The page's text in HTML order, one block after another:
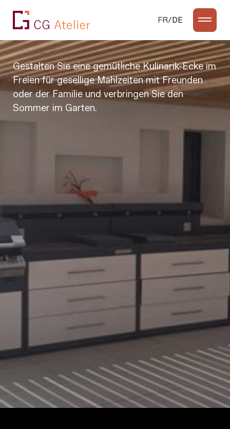
Zum Inhalt springen
FR DE
Pergolen Carports Markisen
Rollläden und Raffstores Haustüren
Garagentore Fenster
Gestalten Sie eine gemütliche Kulinarik-Ecke im
Freien für gesellige Mahlzeiten mit Freunden
oder der Familie und verbringen Sie den
Sommer im Garten.